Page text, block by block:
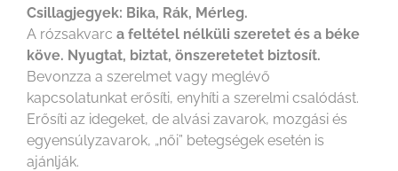
Csillagjegyek: Bika, Rák, Mérleg.
A rózsakvarc a feltétel nélküli szeretet és a béke
köve. Nyugtat, biztat, önszeretetet biztosít.
Bevonzza a szerelmet vagy meglévő
kapcsolatunkat erősíti, enyhíti a szerelmi csalódást.
Erősíti az idegeket, de alvási zavarok, mozgási és
egyensúlyzavarok, „női” betegségek esetén is
ajánlják.